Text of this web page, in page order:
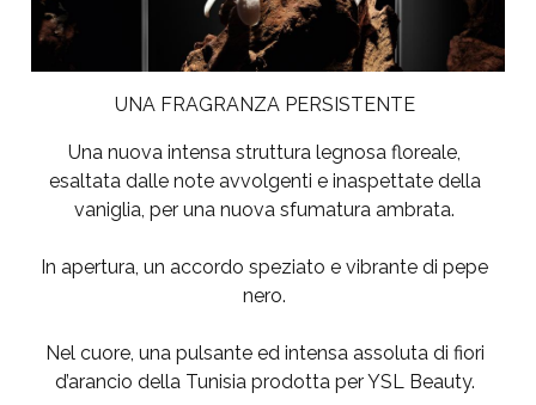
UNA FRAGRANZA PERSISTENTE
Una nuova intensa struttura legnosa floreale,
esaltata dalle note avvolgenti e inaspettate della
vaniglia, per una nuova sfumatura ambrata.
In apertura, un accordo speziato e vibrante di pepe
nero.
Nel cuore, una pulsante ed intensa assoluta di fiori
d’arancio della Tunisia prodotta per YSL Beauty.